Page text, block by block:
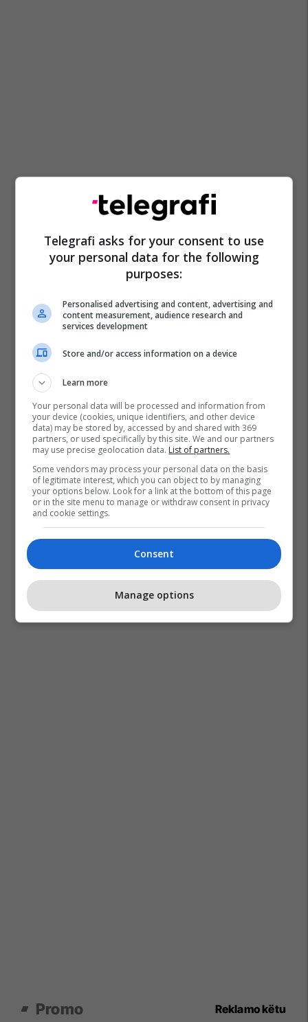
Ministria E Bujqësisë Dhe Zhvillimit Rural
Promo Reklamo këtu
Telegrafi asks for your consent to use
your personal data for the following
purposes:
Personalised advertising and content, advertising and
content measurement, audience research and
services development
Store and/or access information on a device
Learn more
Your personal data will be processed and information from
your device (cookies, unique identifiers, and other device
data) may be stored by, accessed by and shared with 369
partners, or used specifically by this site. We and our partners
may use precise geolocation data. List of partners.
Some vendors may process your personal data on the basis
of legitimate interest, which you can object to by managing
your options below. Look for a link at the bottom of this page
or in the site menu to manage or withdraw consent in privacy
and cookie settings.
Consent
Manage options